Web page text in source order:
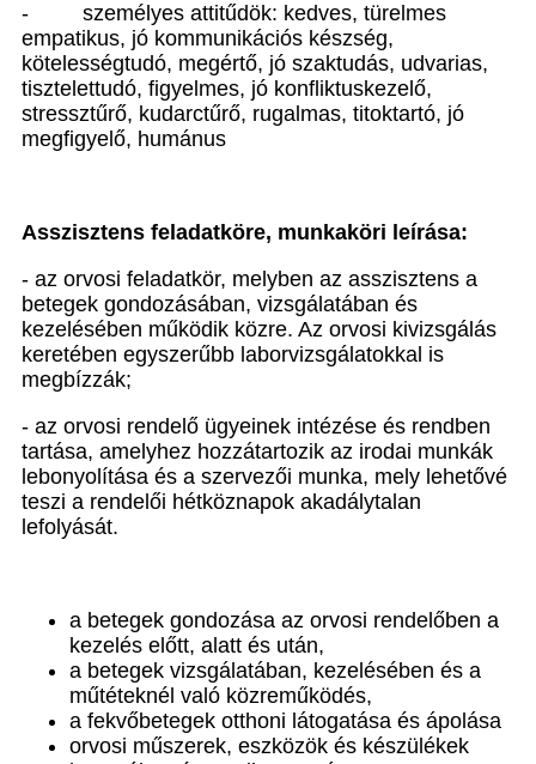
-
személyes attitűdök: kedves, türelmes
empatikus, jó kommunikációs készség,
kötelességtudó, megértő, jó szaktudás, udvarias,
tisztelettudó, figyelmes, jó konfliktuskezelő,
stressztűrő, kudarctűrő, rugalmas, titoktartó, jó
megfigyelő, humánus
Asszisztens feladatköre, munkaköri leírása:
- az orvosi feladatkör, melyben az asszisztens a
betegek gondozásában, vizsgálatában és
kezelésében működik közre. Az orvosi kivizsgálás
keretében egyszerűbb laborvizsgálatokkal is
megbízzák;
- az orvosi rendelő ügyeinek intézése és rendben
tartása, amelyhez hozzátartozik az irodai munkák
lebonyolítása és a szervezői munka, mely lehetővé
teszi a rendelői hétköznapok akadálytalan
lefolyását.
a betegek gondozása az orvosi rendelőben a
kezelés előtt, alatt és után,
a betegek vizsgálatában, kezelésében és a
műtéteknél való közreműködés,
a fekvőbetegek otthoni látogatása és ápolása
orvosi műszerek, eszközök és készülékek